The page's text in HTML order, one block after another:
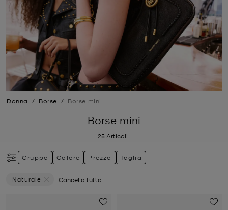
Donna / Borse / Borse mini
Borse mini
25 Articoli
Gruppo Colore Prezzo Taglia
Naturale
Cancella tutto